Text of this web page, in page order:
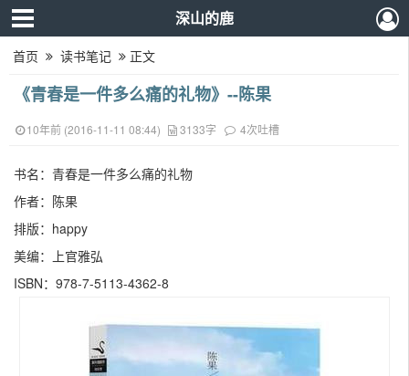
深山的鹿
首页 读书笔记 正文
《青春是一件多么痛的礼物》--陈果
10年前 (2016-11-11 08:44) 3133字 4次吐槽
书名：青春是一件多么痛的礼物
作者：陈果
排版：happy
美编：上官雅弘
ISBN：978-7-5113-4362-8